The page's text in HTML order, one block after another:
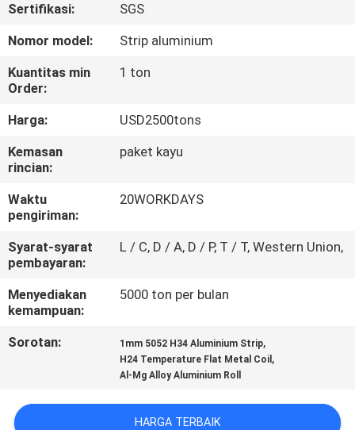
TUR
PABRIK
KONTROL
KUALITAS
HUBUNGI
KAMI
BERITA
KASUS
PERMINTAAN
PENAWARAN
Sertifikasi:
SGS
Nomor model:
Strip aluminium
Kuantitas min
Order:
1 ton
Harga:
USD2500tons
Kemasan
rincian:
paket kayu
Waktu
pengiriman:
20WORKDAYS
Syarat-syarat
pembayaran:
L / C, D / A, D / P, T / T, Western Union,
Menyediakan
kemampuan:
5000 ton per bulan
Sorotan: 1mm 5052 H34 Aluminium Strip,
H24 Temperature Flat Metal Coil ,
Al-Mg Alloy Aluminium Roll
HARGA TERBAIK